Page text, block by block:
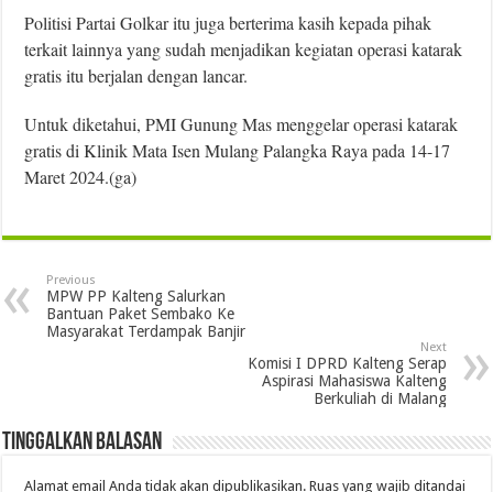
Politisi Partai Golkar itu juga berterima kasih kepada pihak
terkait lainnya yang sudah menjadikan kegiatan operasi katarak
gratis itu berjalan dengan lancar.
Untuk diketahui, PMI Gunung Mas menggelar operasi katarak
gratis di Klinik Mata Isen Mulang Palangka Raya pada 14-17
Maret 2024.(ga)
Previous
MPW PP Kalteng Salurkan
Bantuan Paket Sembako Ke
Masyarakat Terdampak Banjir
Next
Komisi I DPRD Kalteng Serap
Aspirasi Mahasiswa Kalteng
Berkuliah di Malang
Tinggalkan Balasan
Alamat email Anda tidak akan dipublikasikan. Ruas yang wajib ditandai